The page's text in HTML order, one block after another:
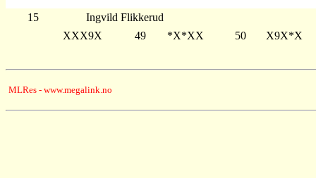
15
Ingvild Flikkerud
XXX9X
49 *X*XX 50 X9X*X
MLRes - www.megalink.no